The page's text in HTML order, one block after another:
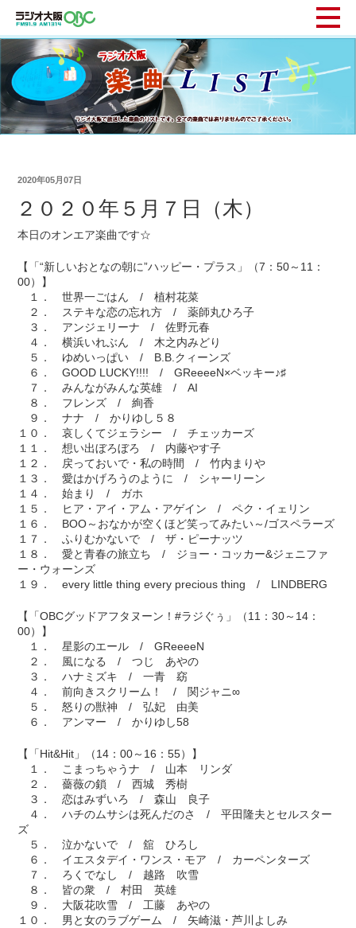
2020年05月07日
２０２０年５月７日（木）
本日のオンエア楽曲です☆
【「“新しいおとなの朝に”ハッピー・プラス」（7：50～11：
00）】
１． 世界一ごはん / 植村花菜
２． ステキな恋の忘れ方 / 薬師丸ひろ子
３． アンジェリーナ / 佐野元春
４． 横浜いれぶん / 木之内みどり
５． ゆめいっぱい / B.B.クィーンズ
６． GOOD LUCKY!!!! / GReeeeN×ベッキー♪♯
７． みんながみんな英雄 / AI
８． フレンズ / 絢香
９． ナナ / かりゆし５８
１０． 哀しくてジェラシー / チェッカーズ
１１． 想い出ぼろぼろ / 内藤やす子
１２． 戻っておいで・私の時間 / 竹内まりや
１３． 愛はかげろうのように / シャーリーン
１４． 始まり / ガホ
１５． ヒア・アイ・アム・アゲイン / ペク・イェリン
１６． BOO～おなかが空くほど笑ってみたい～/ゴスペラーズ
１７． ふりむかないで / ザ・ピーナッツ
１８． 愛と青春の旅立ち / ジョー・コッカー&ジェニファ
ー・ウォーンズ
１９． every little thing every precious thing / LINDBERG
【「OBCグッドアフタヌーン！#ラジぐぅ」（11：30～14：
00）】
１． 星影のエール / GReeeeN
２． 風になる / つじ あやの
３． ハナミズキ / 一青 窈
４． 前向きスクリーム！ / 関ジャニ∞
５． 怒りの獣神 / 弘妃 由美
６． アンマー / かりゆし58
【「Hit&Hit」（14：00～16：55）】
１． こまっちゃうナ / 山本 リンダ
２． 薔薇の鎖 / 西城 秀樹
３． 恋はみずいろ / 森山 良子
４． ハチのムサシは死んだのさ / 平田隆夫とセルスター
ズ
５． 泣かないで / 舘 ひろし
６． イエスタデイ・ワンス・モア / カーペンターズ
７． ろくでなし / 越路 吹雪
８． 皆の衆 / 村田 英雄
９． 大阪花吹雪 / 工藤 あやの
１０． 男と女のラブゲーム / 矢崎滋・芦川よしみ